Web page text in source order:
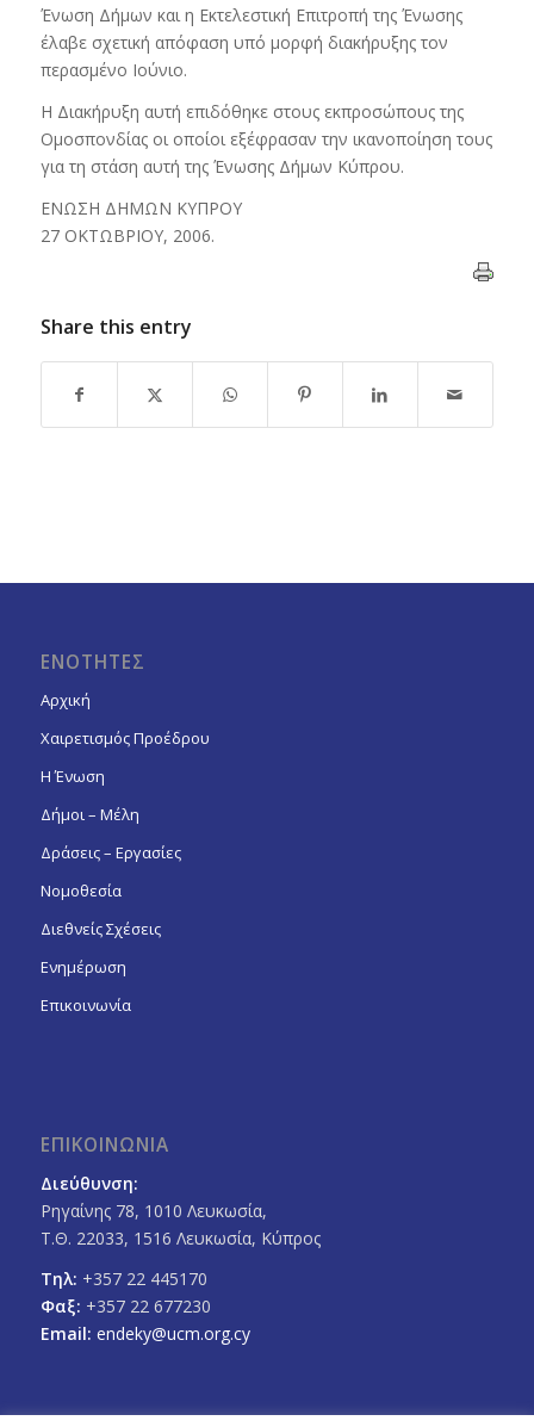
Ένωση Δήμων και η Εκτελεστική Επιτροπή της Ένωσης
έλαβε σχετική απόφαση υπό μορφή διακήρυξης τον
περασμένο Ιούνιο.
Η Διακήρυξη αυτή επιδόθηκε στους εκπροσώπους της
Ομοσπονδίας οι οποίοι εξέφρασαν την ικανοποίηση τους
για τη στάση αυτή της Ένωσης Δήμων Κύπρου.
ΕΝΩΣΗ ΔΗΜΩΝ ΚΥΠΡΟΥ
27 ΟΚΤΩΒΡΙΟΥ, 2006.
Share this entry
ΕΝΟΤΗΤΕΣ
Αρχική
Χαιρετισμός Προέδρου
Η Ένωση
Δήμοι – Μέλη
Δράσεις – Εργασίες
Νομοθεσία
Διεθνείς Σχέσεις
Ενημέρωση
Επικοινωνία
ΕΠΙΚΟΙΝΩΝΙΑ
Διεύθυνση:
Ρηγαίνης 78, 1010 Λευκωσία,
Τ.Θ. 22033, 1516 Λευκωσία, Κύπρος
Τηλ: +357 22 445170
Φαξ: +357 22 677230
Email: endeky@ucm.org.cy